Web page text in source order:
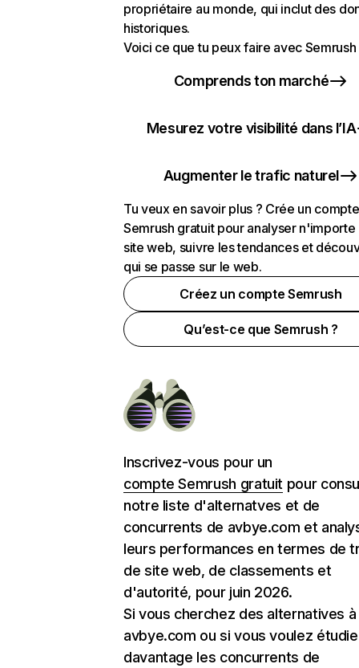
propriétaire au monde, qui inclut des
historiques.
Voici ce que tu peux faire avec Semrush
Comprends ton marché
Mesurez votre visibilité dans l’IA
Augmenter le trafic naturel
Tu veux en savoir plus ? Crée un compte
Semrush gratuit pour analyser n'importe
site web, suivre les tendances et
qui se passe sur le web.
Créez un compte Semrush
Qu’est-ce que Semrush ?
Inscrivez-vous pour un
compte Semrush gratuit pour
notre liste d'alternatves et de
concurrents de avbye.com et
leurs performances en termes de
de site web, de classements et
d'autorité, pour juin 2026.
Si vous cherchez des alternatives à
avbye.com ou si vous voulez
davantage les concurrents de